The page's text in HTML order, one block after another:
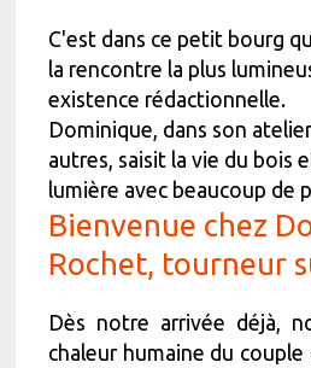
C'est dans ce petit bourg
la rencontre la plus
existence rédactionnelle.
Dominique, dans son
autres, saisit la vie du bois
lumière avec beaucoup de
Bienvenue chez
Rochet, tourneur
Dès notre arrivée déjà,
chaleur humaine du couple